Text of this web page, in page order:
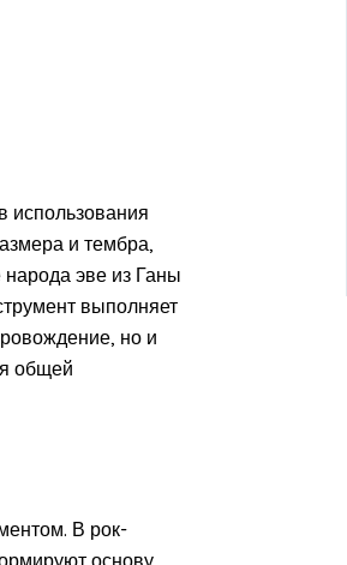
использования
и тембра,
эве из Ганы
выполняет
но и
общей
В рок-